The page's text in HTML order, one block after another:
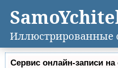
Сервис онлайн-записи
Иллюстрированные